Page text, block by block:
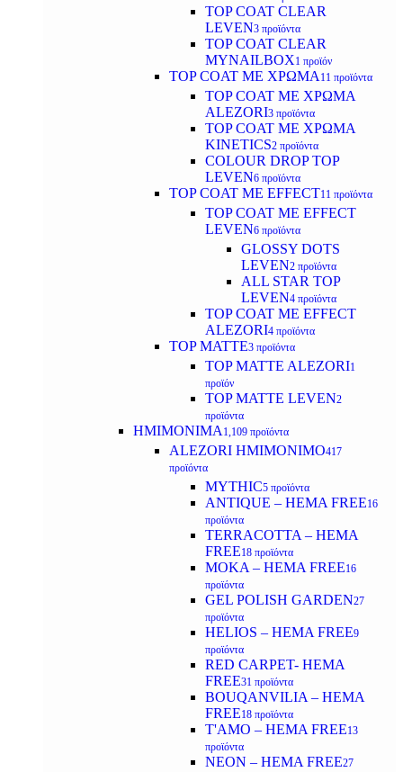
TOP COAT CLEAR
LEVEN3 προϊόντα
TOP COAT CLEAR
MYNAILBOX1 προϊόν
TOP COAT ΜΕ ΧΡΩΜΑ 11 προϊόντα
TOP COAT ΜΕ ΧΡΩΜΑ
ALEZORI3 προϊόντα
TOP COAT ΜΕ ΧΡΩΜΑ
KINETICS2 προϊόντα
COLOUR DROP TOP
LEVEN6 προϊόντα
TOP COAT ΜΕ EFFECT11 προϊόντα
TOP COAT ME EFFECT
LEVEN6 προϊόντα
GLOSSY DOTS
LEVEN2 προϊόντα
ALL STAR TOP
LEVEN4 προϊόντα
TOP COAT ME EFFECT
ALEZORI4 προϊόντα
TOP MATTE3 προϊόντα
TOP MATTE ALEZORI1
προϊόν
TOP MATTE LEVEN2
προϊόντα
ΗΜΙΜΟΝΙΜΑ 1,109 προϊόντα
ALEZORI ΗΜΙΜΟΝΙΜΟ417
προϊόντα
MYTHIC5 προϊόντα
ANTIQUE – HEMA FREE16
προϊόντα
TERRACOTTA – HEMA
FREE18 προϊόντα
MOKA – HEMA FREE16
προϊόντα
GEL POLISH GARDEN27
προϊόντα
HELIOS – HEMA FREE9
προϊόντα
RED CARPET- HEMA
FREE31 προϊόντα
BOUQANVILIA – HEMA
FREE18 προϊόντα
T'AMO – HEMA FREE13
προϊόντα
NEON – HEMA FREE27